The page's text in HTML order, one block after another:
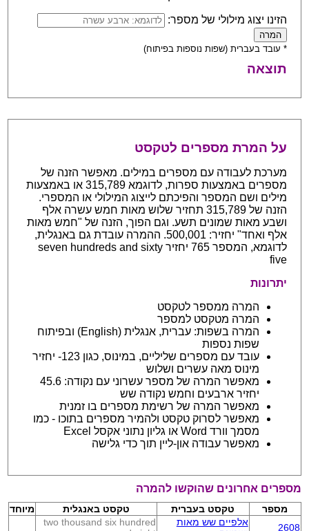
הזינו יצוג מילולי של מספר:
* עובד בעברית (שפות נוספות בפיתוח)
תוצאה
על המרת מספרים לטקסט
מערכת לעבודה עם מספרים במילים. מאפשר הזנה של
מספרים באמצעות ספרות, לדוגמא 315,789 או באמצעות
מילים ושם המספר והפיכתם לייצוג המילולי או המספרי.
הזנה של 315,789 תחזיר שלוש מאות חמש עשרה אלף
ושבע מאות שמונים תשע. וגם הפוך, הזנה של "חמש מאות
אלף ואחד" יחזיר: 500,001. ההמרה עובדת גם באנגלית,
לדוגמא, המספר 765 יחזיר seven hundreds and sixty
five
יתרונות
המרה ממספר לטקסט
המרה מטקסט למספר
המרה בשפות: עברית, אנגלית (English) ובפיתוח
שפות נספות
עובד עם מספרים שליליים, במינוס, כגון 123- יחזיר
מינוס מאה עשרים ושלוש
מאפשר המרה של מספר עשרוני עם נקודה: 45.6
יחזיר ארבעים וחמש נקודה שש
מאפשר המרה של רשימת מספרים בו זמנית
מאפשר לסרוק טקסט ולהמיר מספרים בתוכו - כמו
מסמך וורד Word או גליון נתוני אקסל Excel
מאפשר עבודה און-ליין תוך כדי גלישה
מספרים אחרונים שהוקשו להמרה
מספר טקסט בעברית טקסט באנגלית
מיוחד
2608
אלפיים שש מאות
two thousand six hundred